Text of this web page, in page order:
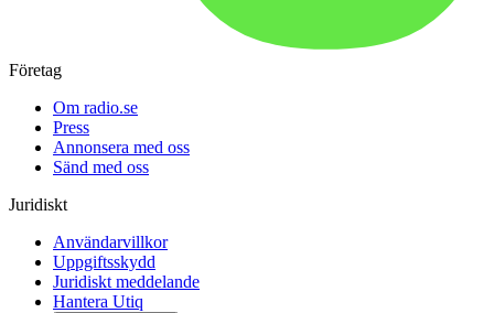
Företag
Om radio.se
Press
Annonsera med oss
Sänd med oss
Juridiskt
Användarvillkor
Uppgiftsskydd
Juridiskt meddelande
Hantera Utiq